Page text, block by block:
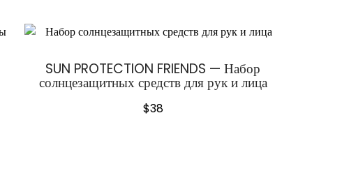
SUN PROTECTION FRIENDS — Набор
солнцезащитных средств для рук и лица
$38